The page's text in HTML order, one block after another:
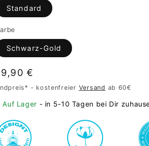
Standard
Schwarz-Gold
€
- kostenfreier Versand ab 60€
Auf Lager - in 5-10 Tagen bei Dir